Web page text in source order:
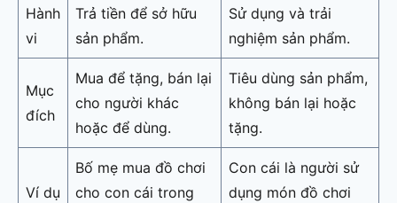
Hành
vi
Trả tiền để sở hữu
sản phẩm.
Sử dụng và trải
nghiệm sản phẩm.
Mục
đích
Mua để tặng, bán lại
cho người khác
hoặc để dùng.
Tiêu dùng sản phẩm,
không bán lại hoặc
tặng.
Ví dụ
Bố mẹ mua đồ chơi
cho con cái trong
Con cái là người sử
dụng món đồ chơi